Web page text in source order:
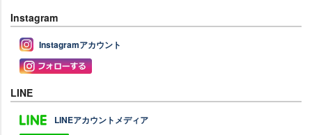
Instagram
Instagramアカウント
LINE
LINEアカウントメディア